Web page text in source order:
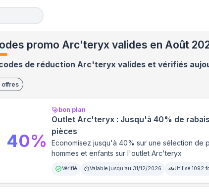
promo Arc'teryx valides en Août
de réduction Arc'teryx valides et vérifiés
offres
bon plan
Outlet Arc'teryx : Jusqu'à 40% de
pièces
Economisez jusqu'à 40% sur une sélection de
hommes et enfants sur l'outlet Arc'teryx
Vérifié Valable jusqu'au 31/12/2026 Utilisé 1092
40%